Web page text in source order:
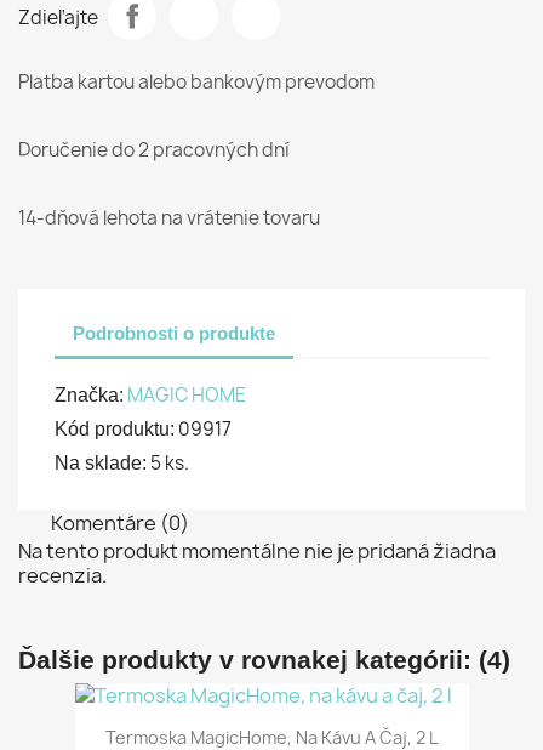
Zdieľajte
Platba kartou alebo bankovým prevodom
Doručenie do 2 pracovných dní
14-dňová lehota na vrátenie tovaru
Podrobnosti o produkte
Značka: MAGIC HOME
Kód produktu: 09917
Na sklade: 5 ks.
Komentáre (0)
Na tento produkt momentálne nie je pridaná žiadna
recenzia.
Ďalšie produkty v rovnakej kategórii: (4)
Termoska MagicHome, Na Kávu A Čaj, 2 L